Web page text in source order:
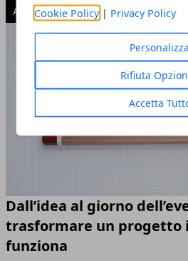
Cookie Policy | Privacy Policy
Personalizza
Rifiuta
Accetta
ARTICOLI POPOLARI
Dall’idea al giorno
trasformare un progetto
funziona